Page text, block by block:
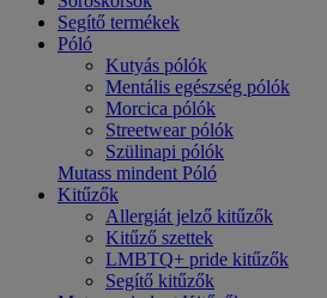
Segítő termékek
Póló
Kutyás pólók
Mentális egészség pólók
Morcica pólók
Streetwear pólók
Szülinapi pólók
Mutass mindent Póló
Kitűzők
Allergiát jelző kitűzők
Kitűző szettek
LMBTQ+ pride kitűzők
Segítő kitűzők